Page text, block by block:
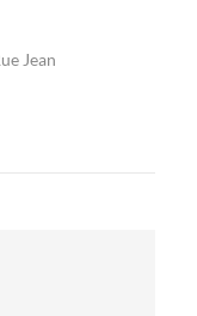
Jean